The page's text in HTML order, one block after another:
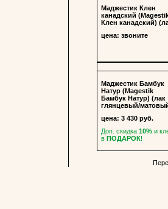
Маджестик Клен
канадский
Клен канадский)
цена:звоните
Маджестик Бамбук
Натур (Magestik
Бамбук Натур) (лак
глянцевый/
цена:3 430руб.
Доп. скидка10% и
вПОДАРОК!